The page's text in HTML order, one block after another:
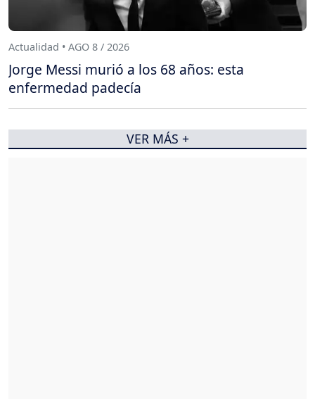
Actualidad • AGO 8 / 2026
Jorge Messi murió a los 68 años: esta
enfermedad padecía
VER MÁS +